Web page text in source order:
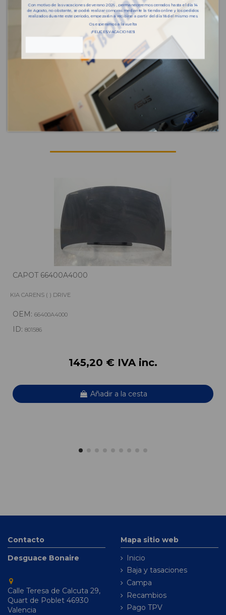
Piezas almacenadas
del vehículo
CAPOT 66400A4000
KIA CARENS ( ) DRIVE
OEM: 66400A4000
ID: 801586
145,20 € IVA inc.
Añadir a la cesta
Contacto
Desguace Bonaire
Calle Teresa de Calcuta 29,
Quart de Poblet 46930
Valencia
Mapa sitio web
Inicio
Baja y tasaciones
Campa
Recambios
Pago TPV
Con motivo de las vacaciones de verano 2026 , permaneceremos cerrados hasta el día 14
de Agosto, no obstante, se podrá realizar compras mediante la tienda online y los pedidos
realizados durante este periodo, empezarán a recibirse a partir del día 18 del mismo mes.
Os esperamos a la vuelta
¡FELICES VACACIONES!